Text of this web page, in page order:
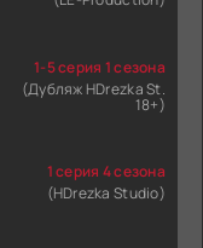
1-5 серия 1 сезона
(Дубляж HDrezka St.
18+)
1 серия 4 сезона
(HDrezka Studio)